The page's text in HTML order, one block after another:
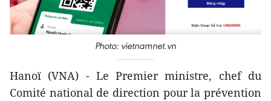
Photo: vietnamnet.vn
Hanoï (VNA) - Le Premier ministre, chef du
Comité national de direction pour la prévention